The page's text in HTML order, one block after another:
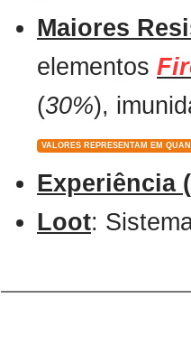
Maiores
elementos
(30%),
VALORES REPRESENTAM EM
Experiência
Loot: